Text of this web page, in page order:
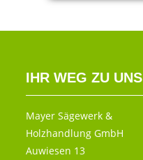
IHR WEG ZU UNS
Mayer Sägewerk &
Holzhandlung GmbH
Auwiesen 13